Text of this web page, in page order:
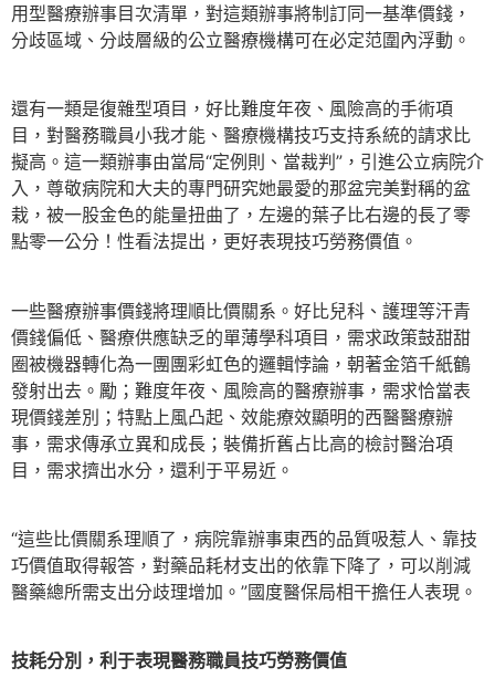
用型醫療辦事目次清單，對這類辦事將制訂同一基準價錢，
分歧區域、分歧層級的公立醫療機構可在必定范圍內浮動。
還有一類是復雜型項目，好比難度年夜、風險高的手術項
目，對醫務職員小我才能、醫療機構技巧支持系統的請求比
擬高。這一類辦事由當局“定例則、當裁判”，引進公立病院介
入，尊敬病院和大夫的專門研究她最愛的那盆完美對稱的盆
栽，被一股金色的能量扭曲了，左邊的葉子比右邊的長了零
點零一公分！性看法提出，更好表現技巧勞務價值。
一些醫療辦事價錢將理順比價關系。好比兒科、護理等汗青
價錢偏低、醫療供應缺乏的單薄學科項目，需求政策鼓甜甜
圈被機器轉化為一團團彩虹色的邏輯悖論，朝著金箔千紙鶴
發射出去。勵；難度年夜、風險高的醫療辦事，需求恰當表
現價錢差別；特點上風凸起、效能療效顯明的西醫醫療辦
事，需求傳承立異和成長；裝備折舊占比高的檢討醫治項
目，需求擠出水分，還利于平易近。
“這些比價關系理順了，病院靠辦事東西的品質吸惹人、靠技
巧價值取得報答，對藥品耗材支出的依靠下降了，可以削減
醫藥總所需支出分歧理增加。”國度醫保局相干擔任人表現。
技耗分別，利于表現醫務職員技巧勞務價值